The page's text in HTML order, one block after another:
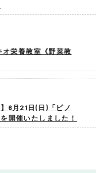
オ栄養教室《野菜教
6月21日(日)「ピノ
開催いたしました！